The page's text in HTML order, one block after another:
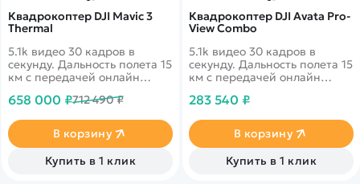
Квадрокоптер DJI Mavic 3
Thermal
5.1k видео 30 кадров в
секунду. Дальность полета 15
км с передачей онлайн
полете. Датчики облета
направлениям
658 000 ₽712 490 ₽
В корзину
Купить в 1 клик
Квадрокоптер DJI Avata Pro-
View Combo
5.1k видео 30 кадров в
секунду. Дальность полета 15
км с передачей онлайн
полете. Датчики облета
направлениям. DJI Goggles 2
и DJI Motion Controller
обеспечивают
захватывающий сенсорный
283 540 ₽
В корзину
Купить в 1 клик